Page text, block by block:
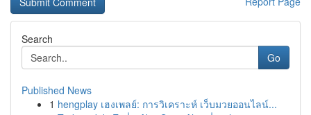
Search
Go
Published News
1 hengplay เฮงเพลย์: การวิเคราะห์ เว็บมวยออนไลน์...